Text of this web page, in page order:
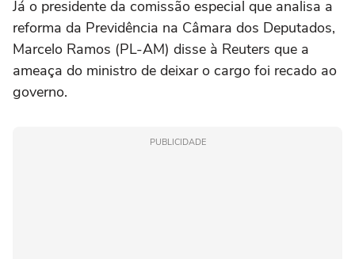
Já o presidente da comissão especial que analisa a
reforma da Previdência na Câmara dos Deputados,
Marcelo Ramos (PL-AM) disse à Reuters que a
ameaça do ministro de deixar o cargo foi recado ao
governo.
PUBLICIDADE